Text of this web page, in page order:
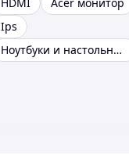
HDMI
Acer монитор
Ips
Ноутбуки и настольные ПК